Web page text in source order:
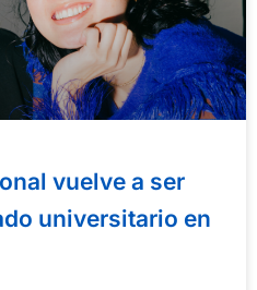
vuelve a ser
universitario en